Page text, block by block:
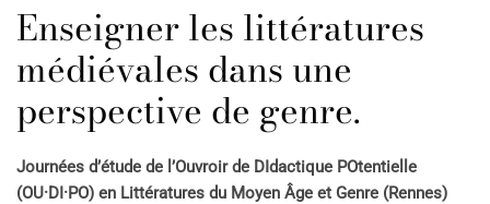
Enseigner les littératures
médiévales dans une
perspective de genre.
Journées d’étude de l’Ouvroir de DIdactique POtentielle
(OU·DI·PO) en Littératures du Moyen Âge et Genre (Rennes)